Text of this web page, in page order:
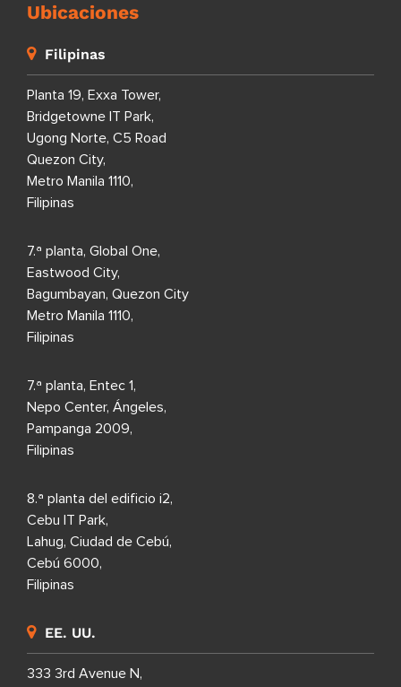
Ubicaciones
Filipinas
Planta 19, Exxa Tower,
Bridgetowne IT Park,
Ugong Norte, C5 Road
Quezon City,
Metro Manila 1110,
Filipinas
7.ª planta, Global One,
Eastwood City,
Bagumbayan, Quezon City
Metro Manila 1110,
Filipinas
7.ª planta, Entec 1,
Nepo Center, Ángeles,
Pampanga 2009,
Filipinas
8.ª planta del edificio i2,
Cebu IT Park,
Lahug, Ciudad de Cebú,
Cebú 6000,
Filipinas
EE. UU.
333 3rd Avenue N,